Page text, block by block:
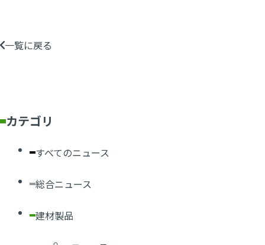
一覧に戻る
カテゴリ
すべてのニュース
総合ニュース
建材製品